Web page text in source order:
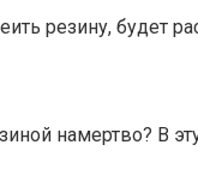
резину, будет
намертво? В